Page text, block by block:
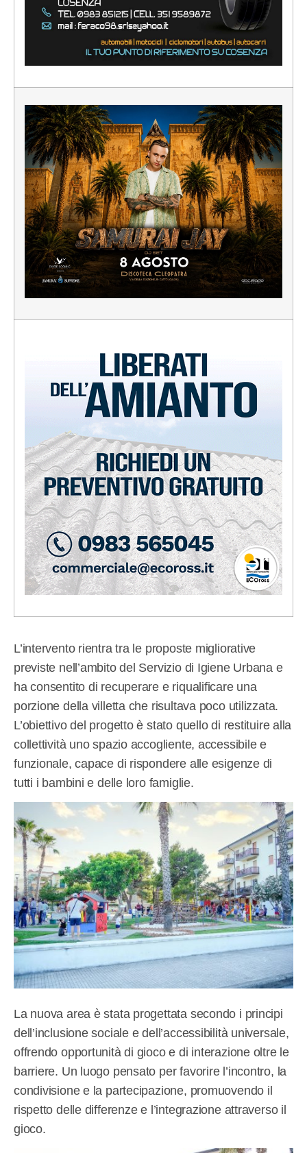
L’intervento rientra tra le proposte migliorative
previste nell’ambito del Servizio di Igiene Urbana e
ha consentito di recuperare e riqualificare una
porzione della villetta che risultava poco utilizzata.
L’obiettivo del progetto è stato quello di restituire alla
collettività uno spazio accogliente, accessibile e
funzionale, capace di rispondere alle esigenze di
tutti i bambini e delle loro famiglie.
La nuova area è stata progettata secondo i principi
dell’inclusione sociale e dell’accessibilità universale,
offrendo opportunità di gioco e di interazione oltre le
barriere. Un luogo pensato per favorire l’incontro, la
condivisione e la partecipazione, promuovendo il
rispetto delle differenze e l’integrazione attraverso il
gioco.